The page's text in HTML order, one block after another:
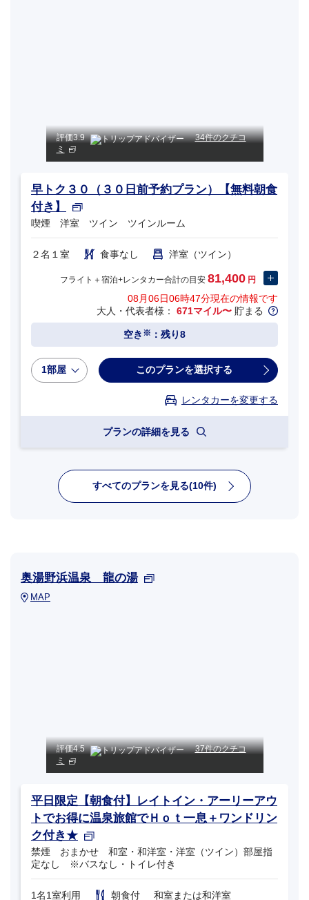
評価3.9
34件のクチコ
ミ
早トク３０（３０日前予約プラン）【無料朝食
付き】
喫煙 洋室 ツイン ツインルーム
２名１室 食事なし 洋室（ツイン）
フライト＋宿泊+レンタカー合計の目安 81,400 円
08月06日06時47分現在の情報です
大人・代表者様： 671マイル〜 貯まる
空き ※ ：残り8
1部屋 このプランを選択する
レンタカーを変更する
プランの詳細を見る
すべてのプランを見る(10件)
奥湯野浜温泉 龍の湯
MAP
評価4.5
37件のクチコ
ミ
平日限定【朝食付】レイトイン・アーリーアウ
トでお得に温泉旅館でＨｏｔ一息＋ワンドリン
ク付き★
禁煙 おまかせ 和室・和洋室・洋室（ツイン）部屋指
定なし ※バスなし・トイレ付き
1名1室利用 朝食付 和室または和洋室